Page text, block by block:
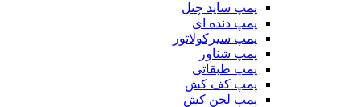
پمپ ساید چنل
پمپ دنده ای
پمپ سیرکولاتور
پمپ شناور
پمپ طبقاتی
پمپ کف کش
پمپ لجن کش